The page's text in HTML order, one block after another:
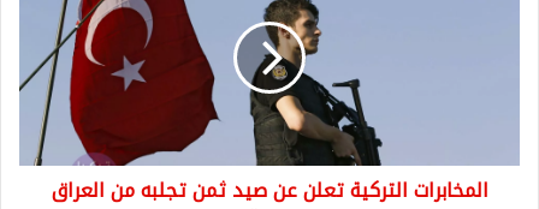
العراق
(صورة)المخابرات التركية تعلن عن صيد ثمن تجلبه من العراق